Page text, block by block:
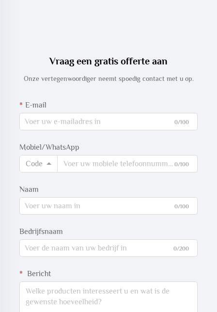
Vraag een gratis offerte aan
Onze vertegenwoordiger neemt spoedig contact met u op.
E-mail
0/100
Mobiel/WhatsApp
Code
0/100
Naam
0/100
Bedrijfsnaam
0/200
Bericht